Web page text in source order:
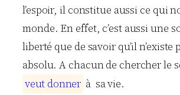
l’espoir, il constitue aussi ce qui
monde. En effet, c’est aussi une
liberté que de savoir qu’il n’existe
absolu. A chacun de chercher le
veut donner à sa vie.